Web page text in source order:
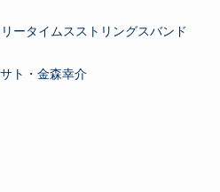
ータイムスストリングスバンド
ト・金森幸介